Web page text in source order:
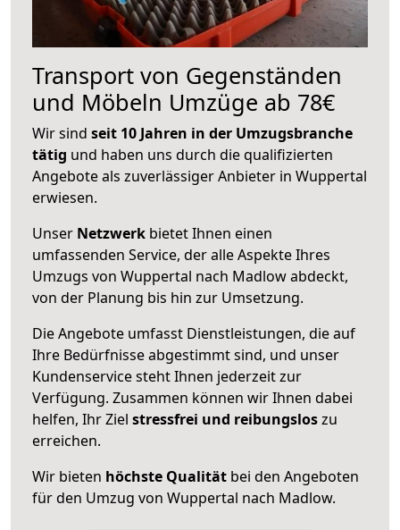
Transport von Gegenständen
und Möbeln Umzüge ab 78€
Wir sind seit 10 Jahren in der Umzugsbranche
tätig und haben uns durch die qualifizierten
Angebote als zuverlässiger Anbieter in Wuppertal
erwiesen.
Unser Netzwerk bietet Ihnen einen
umfassenden Service, der alle Aspekte Ihres
Umzugs von Wuppertal nach Madlow abdeckt,
von der Planung bis hin zur Umsetzung.
Die Angebote umfasst Dienstleistungen, die auf
Ihre Bedürfnisse abgestimmt sind, und unser
Kundenservice steht Ihnen jederzeit zur
Verfügung. Zusammen können wir Ihnen dabei
helfen, Ihr Ziel stressfrei und reibungsloszu
erreichen.
Wir bieten höchste Qualität bei den Angeboten
für den Umzug von Wuppertal nach Madlow.